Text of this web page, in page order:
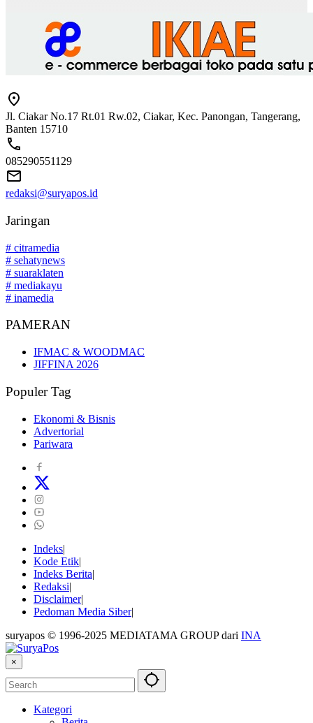
Jl. Ciakar No.17 Rt.01 Rw.02, Ciakar, Kec. Panongan, Tangerang,
Banten 15710
085290551129
redaksi@suryapos.id
Jaringan
# citramedia
# sehatynews
# suaraklaten
# mediakayu
# inamedia
PAMERAN
IFMAC & WOODMAC
JIFFINA 2026
Populer Tag
Ekonomi & Bisnis
Advertorial
Pariwara
Indeks
Kode Etik
Indeks Berita
Redaksi
Disclaimer
Pedoman Media Siber
suryapos © 1996-2025 MEDIATAMA GROUP dari INA
×
Kategori